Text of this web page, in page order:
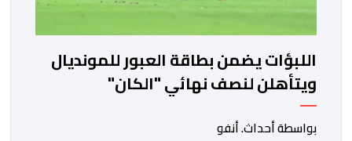
اللبؤات يضمن بطاقة العبور للمونديال
ويتأهلن لنصف نهائي "الكان"
بواسطة أحداث. أنفو